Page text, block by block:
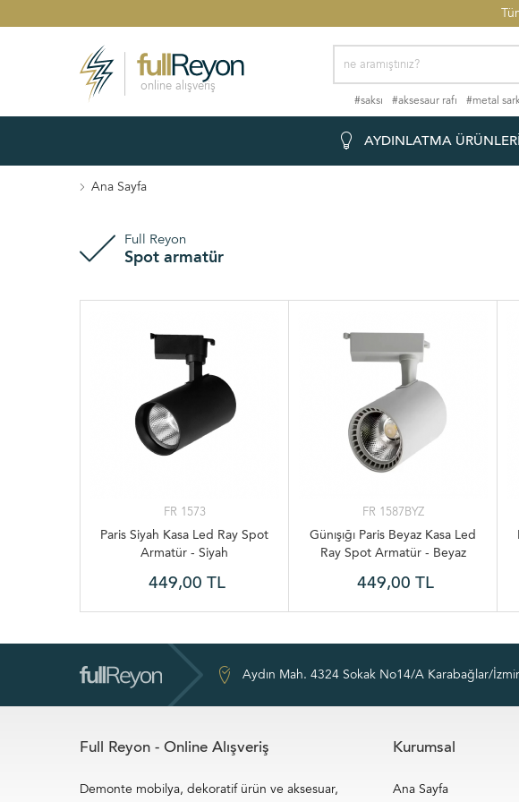
online alışveriş
#saksı #aksesaur rafı #metal
AYDINLATMA ÜRÜNLERI
Ana Sayfa
Full Reyon
Spot armatür
FR 1573
Paris Siyah Kasa Led Ray Spot
Armatür - Siyah
449,00 TL
FR 1587BYZ
Günışığı Paris Beyaz Kasa Led
Ray Spot Armatür - Beyaz
449,00 TL
Aydın Mah. 4324 Sokak No14/A Karabağlar/İzmir
Full Reyon - Online Alışveriş
Demonte mobilya, dekoratif ürün ve aksesuar,
Kurumsal
Ana Sayfa